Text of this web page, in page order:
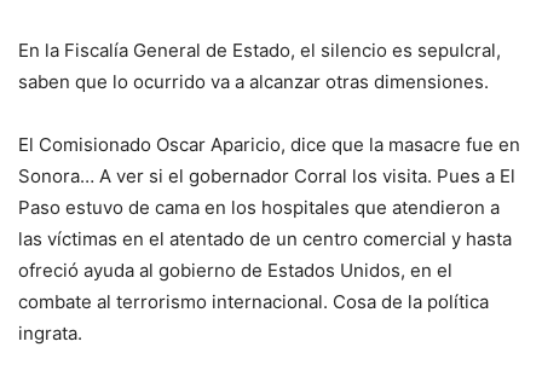
En la Fiscalía General de Estado, el silencio es sepulcral,
saben que lo ocurrido va a alcanzar otras dimensiones.
El Comisionado Oscar Aparicio, dice que la masacre fue en
Sonora… A ver si el gobernador Corral los visita. Pues a El
Paso estuvo de cama en los hospitales que atendieron a
las víctimas en el atentado de un centro comercial y hasta
ofreció ayuda al gobierno de Estados Unidos, en el
combate al terrorismo internacional. Cosa de la política
ingrata.